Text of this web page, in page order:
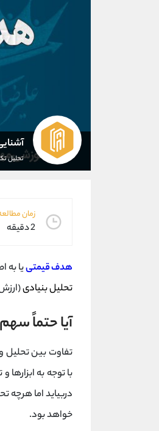
تحلیل
زمان
2 دقیقه
هدف قیمتییا به
تحلیل بنیادی
آیا حتماً
تفاوت بین تحلیل
با توجه به
دربیاید اما
خواهد بود.